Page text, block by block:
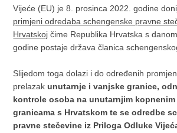
Vijeće (EU) je 8. prosinca 2022. godine
primjeni odredaba schengenske pravne
Hrvatskoj čime Republika Hrvatska s danom
godine postaje država članica
Slijedom toga dolazi i do određenih
prelazakunutarnje i vanjske granice,
kontrole osoba na unutarnjim kopnenim
granicama s Hrvatskom te se odredbe
pravne stečevine iz Priloga Odluke